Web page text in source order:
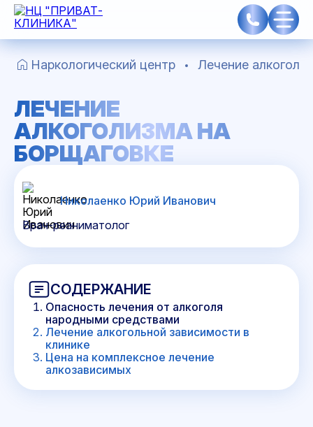
Наркологический центр Лечение
ЛЕЧЕНИЕ
АЛКОГОЛИЗМА НА
БОРЩАГОВКЕ
Николаенко Юрий Иванович
Врач-реаниматолог
СОДЕРЖАНИЕ
Опасность лечения от алкоголя
народными средствами
Лечение алкогольной зависимости в
клинике
Цена на комплексное лечение
алкозависимых